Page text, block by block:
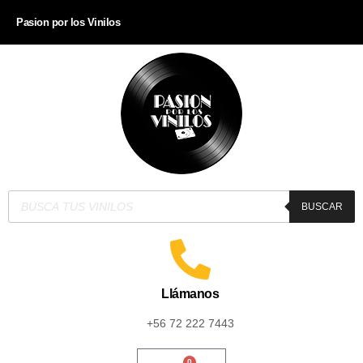
Pasion por los Vinilos
BUSCAR
Llámanos
+56 72 222 7443